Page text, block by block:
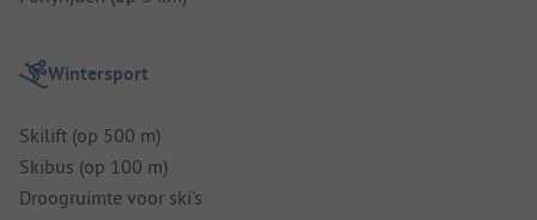
Wintersport
Skilift (op 500 m)
Skibus (op 100 m)
Droogruimte voor ski's